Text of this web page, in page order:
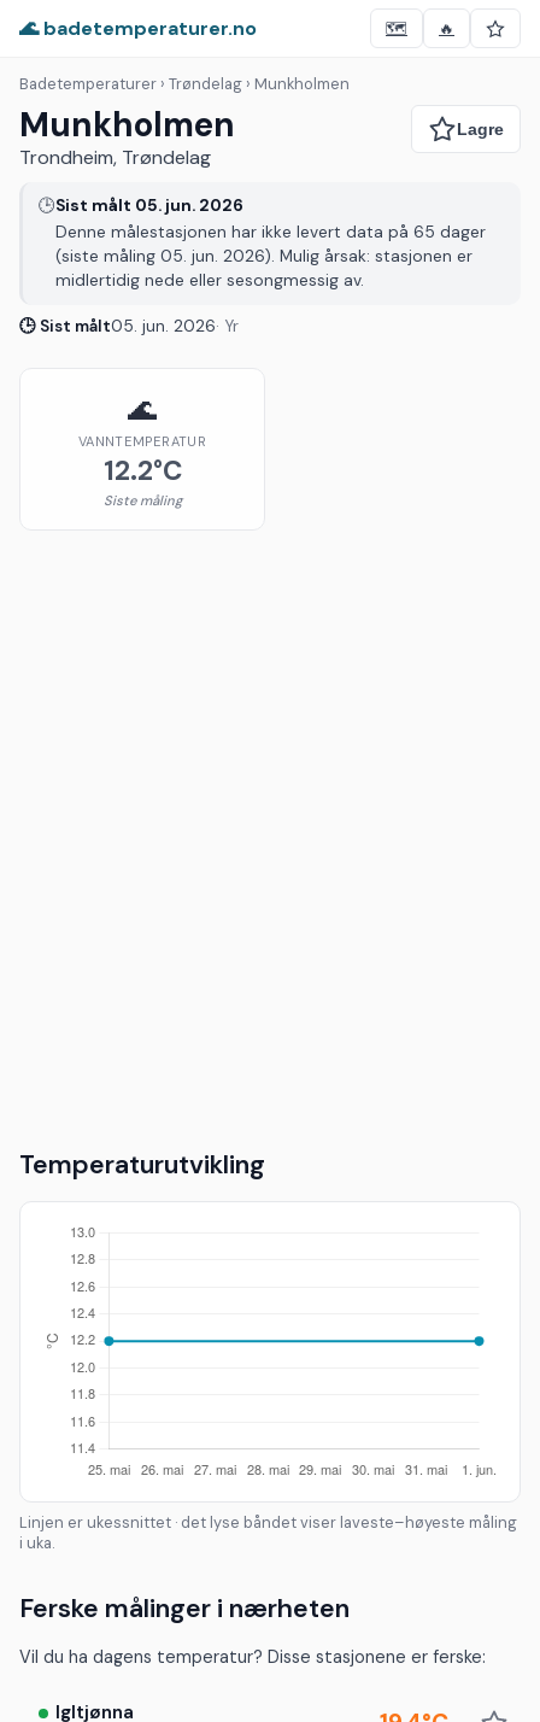
🌊 badetemperaturer.no 🗺️ 🔥
Badetemperaturer › Trøndelag › Munkholmen
Munkholmen
Trondheim, Trøndelag
🕒Sist målt 05. jun. 2026
Denne målestasjonen har ikke levert data på 65 dager
(siste måling 05. jun. 2026). Mulig årsak: stasjonen er
midlertidig nede eller sesongmessig av.
🕒 Sist målt05. jun. 2026· Yr
🌊
VANNTEMPERATUR
12.2°C
Siste måling
Temperaturutvikling
Linjen er ukessnittet · det lyse båndet viser laveste–høyeste måling
i uka.
Ferske målinger i nærheten
Vil du ha dagens temperatur? Disse stasjonene er ferske:
Igltjønna